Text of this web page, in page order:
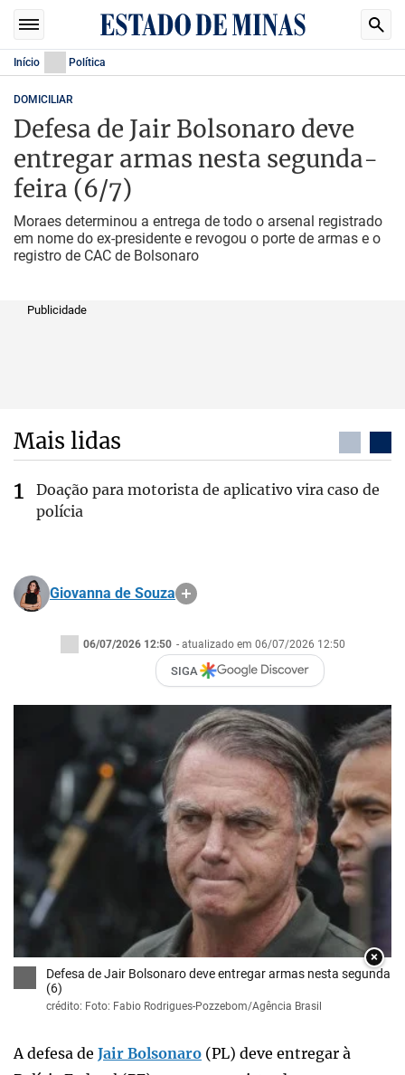
Início Política
DOMICILIAR
Defesa de Jair Bolsonaro deve
entregar armas nesta segunda-
feira (6/7)
Moraes determinou a entrega de todo o arsenal registrado
em nome do ex-presidente e revogou o porte de armas e o
registro de CAC de Bolsonaro
Publicidade
Mais lidas
Doação para motorista de aplicativo vira caso de
polícia
Giovanna de Souza
06/07/2026 12:50 - atualizado em 06/07/2026 12:50
SIGA
×
Defesa de Jair Bolsonaro deve entregar armas nesta segunda
(6)
crédito: Foto: Fabio Rodrigues-Pozzebom/Agência Brasil
A defesa de Jair Bolsonaro (PL) deve entregar à